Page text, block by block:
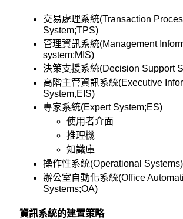
交易處理系統(Transaction
System;TPS)
管理資訊系統(Management
system;MIS)
決策支援系統(Decision Support
高階主管資訊系統(Executive
System,EIS)
專家系統(Expert System;ES)
使用者介面
推理機
知識庫
操作性系統(Operational Systems)
辦公室自動化系統(Office
Systems;OA)
資訊系統的建置策略